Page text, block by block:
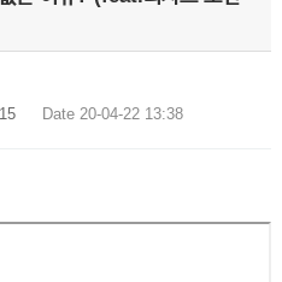
Date 20-04-22 13:38